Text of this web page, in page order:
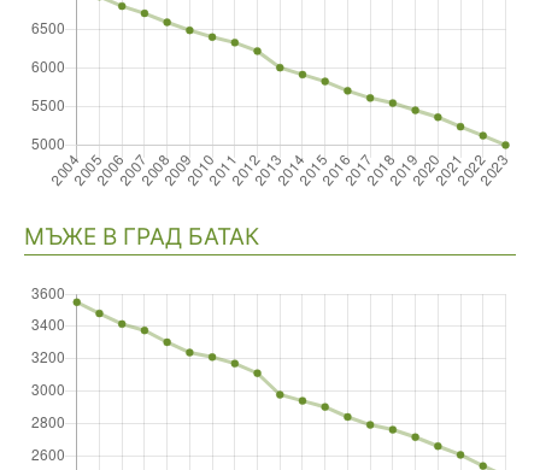
МЪЖЕ В ГРАД БАТАК